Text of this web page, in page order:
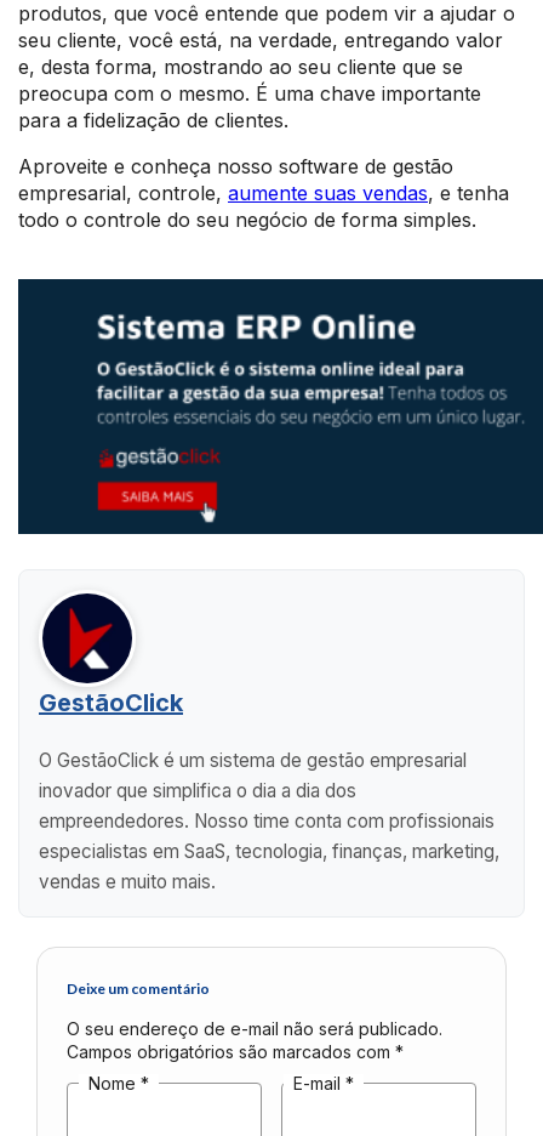
produtos, que você entende que podem vir a ajudar o
seu cliente, você está, na verdade, entregando valor
e, desta forma, mostrando ao seu cliente que se
preocupa com o mesmo. É uma chave importante
para a fidelização de clientes.
Aproveite e conheça nosso software de gestão
empresarial, controle, aumente suas vendas, e tenha
todo o controle do seu negócio de forma simples.
GestãoClick
O GestãoClick é um sistema de gestão empresarial
inovador que simplifica o dia a dia dos
empreendedores. Nosso time conta com profissionais
especialistas em SaaS, tecnologia, finanças, marketing,
vendas e muito mais.
Deixe um comentário
O seu endereço de e-mail não será publicado.
Campos obrigatórios são marcados com *
Nome * E-mail *